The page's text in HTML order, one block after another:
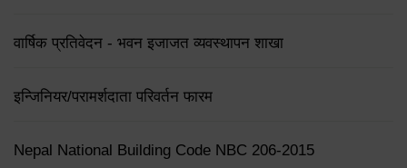
वार्षिक प्रतिवेदन - भवन इजाजत व्यवस्थापन शाखा
इन्जिनियर/परामर्शदाता परिवर्तन फारम
Nepal National Building Code NBC 206-2015